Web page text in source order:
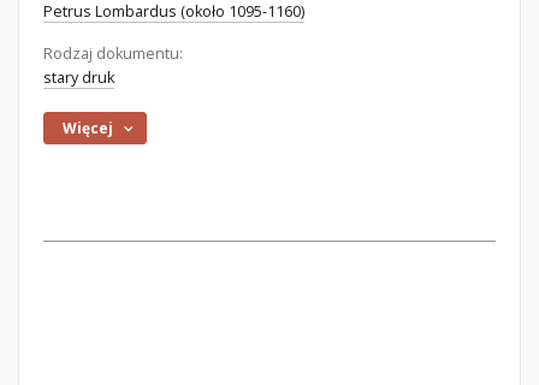
Petrus Lombardus (około 1095-1160)
Rodzaj dokumentu:
stary druk
Więcej